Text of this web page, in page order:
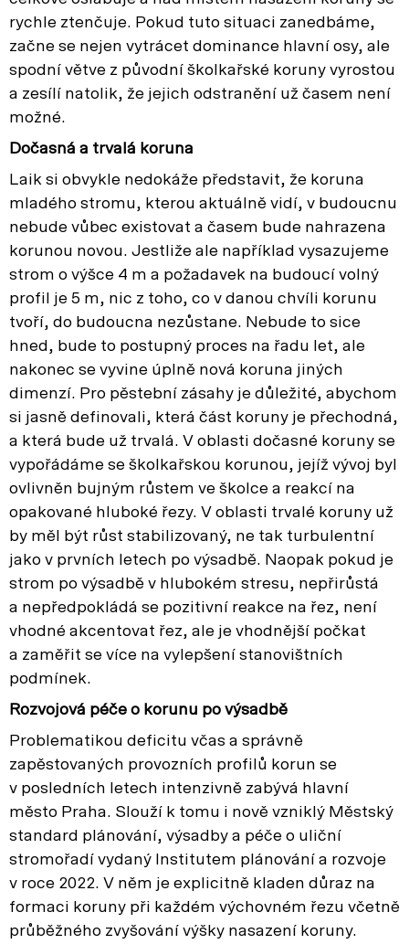
rychle ztenčuje. Pokud tuto situaci zanedbáme,
začne se nejen vytrácet dominance hlavní osy, ale
spodní větve z původní školkařské koruny vyrostou
a zesílí natolik, že jejich odstranění už časem není
možné.
Dočasná a trvalá koruna
Laik si obvykle nedokáže představit, že koruna
mladého stromu, kterou aktuálně vidí, v budoucnu
nebude vůbec existovat a časem bude nahrazena
korunou novou. Jestliže ale například vysazujeme
strom o výšce 4 m a požadavek na budoucí volný
profil je 5 m, nic z toho, co v danou chvíli korunu
tvoří, do budoucna nezůstane. Nebude to sice
hned, bude to postupný proces na řadu let, ale
nakonec se vyvine úplně nová koruna jiných
dimenzí. Pro pěstební zásahy je důležité, abychom
si jasně definovali, která část koruny je přechodná,
a která bude už trvalá. V oblasti dočasné koruny se
vypořádáme se školkařskou korunou, jejíž vývoj byl
ovlivněn bujným růstem ve školce a reakcí na
opakované hluboké řezy. V oblasti trvalé koruny už
by měl být růst stabilizovaný, ne tak turbulentní
jako v prvních letech po výsadbě. Naopak pokud je
strom po výsadbě v hlubokém stresu, nepřirůstá
a nepředpokládá se pozitivní reakce na řez, není
vhodné akcentovat řez, ale je vhodnější počkat
a zaměřit se více na vylepšení stanovištních
podmínek.
Rozvojová péče o korunu po výsadbě
Problematikou deficitu včas a správně
zapěstovaných provozních profilů korun se
v posledních letech intenzivně zabývá hlavní
město Praha. Slouží k tomu i nově vzniklý Městský
standard plánování, výsadby a péče o uliční
stromořadí vydaný Institutem plánování a rozvoje
v roce 2022. V něm je explicitně kladen důraz na
formaci koruny při každém výchovném řezu včetně
průběžného zvyšování výšky nasazení koruny.